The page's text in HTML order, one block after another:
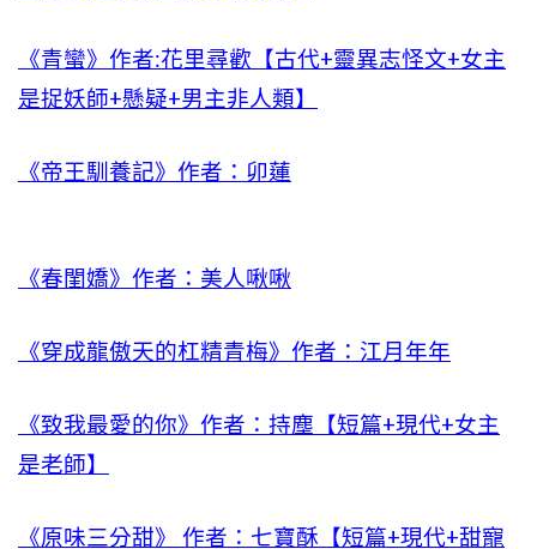
《青蠻》作者:花里尋歡【古代+靈異志怪文+女主
是捉妖師+懸疑+男主非人類】
《帝王馴養記》作者：卯蓮
《春閨嬌》作者：美人啾啾
《穿成龍傲天的杠精青梅》作者：江月年年
《致我最愛的你》作者：持塵【短篇+現代+女主
是老師】
《原味三分甜》 作者：七寶酥【短篇+現代+甜寵